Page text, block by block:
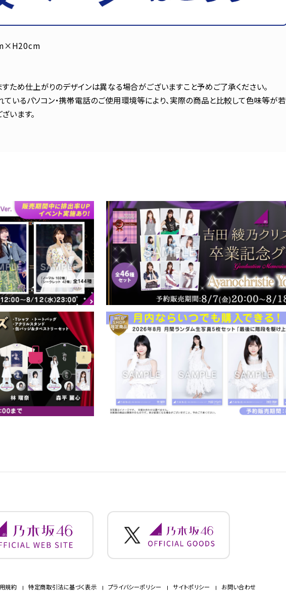
ため仕上がりのデザインは異なる場合がございますこと予めご了承ください。
いるパソコン・携帯電話のご使用環境等により、実際の商品と比較して色味等が若
います。
規約 特定商取引法に基づく表示 プライバシーポリシー サイトポリシー お問い合わせ